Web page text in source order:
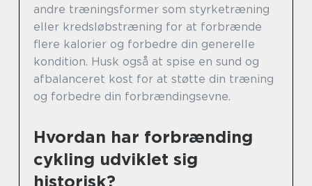
andre træningsformer som styrketræning
eller kredsløbstræning for at forbrænde
flere kalorier og forbedre din generelle
kondition. Husk også at spise en sund og
afbalanceret kost for at støtte din træning
og forbedre din forbrændingsevne.
Hvordan har forbrænding
cykling udviklet sig
historisk?